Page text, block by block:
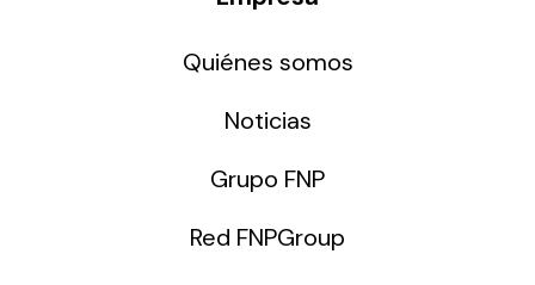
Quiénes somos
Noticias
Grupo FNP
Red FNPGroup